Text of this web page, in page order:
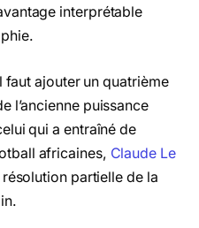
interprétable
ajouter un quatrième
l’ancienne puissance
qui a entraîné de
africaines, Claude Le
partielle de la